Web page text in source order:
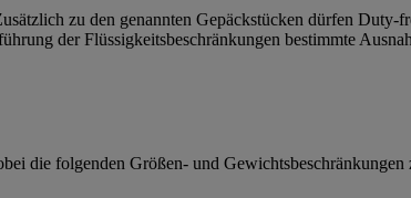
zu den genannten Gepäckstücken dürfen Duty-
der Flüssigkeitsbeschränkungen bestimmte
die folgenden Größen- und Gewichtsbeschränkungen